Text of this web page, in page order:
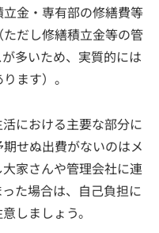
金・専有部の修繕費等
だし修繕積立金等の管
多いため、実質的には
ます）。
における主要な部分に
せぬ出費がないのはメ
家さんや管理会社に連
た場合は、自己負担に
しましょう。